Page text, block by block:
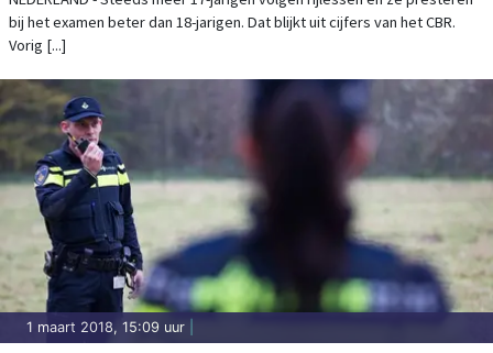
bij het examen beter dan 18-jarigen. Dat blijkt uit cijfers van het CBR.
Vorig [...]
1 maart 2018, 15:09 uur